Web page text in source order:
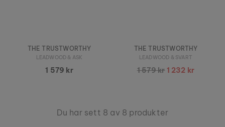
THE TRUSTWORTHY
LEADWOOD & ASK
1 579 kr
THE TRUSTWORTHY
LEADWOOD & SVART
1 579 kr 1 232 kr
Du har sett 8 av 8 produkter